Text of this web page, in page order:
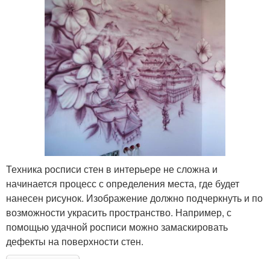
Техника росписи стен в интерьере не сложна и
начинается процесс с определения места, где будет
нанесен рисунок. Изображение должно подчеркнуть и по
возможности украсить пространство. Например, с
помощью удачной росписи можно замаскировать
дефекты на поверхности стен.